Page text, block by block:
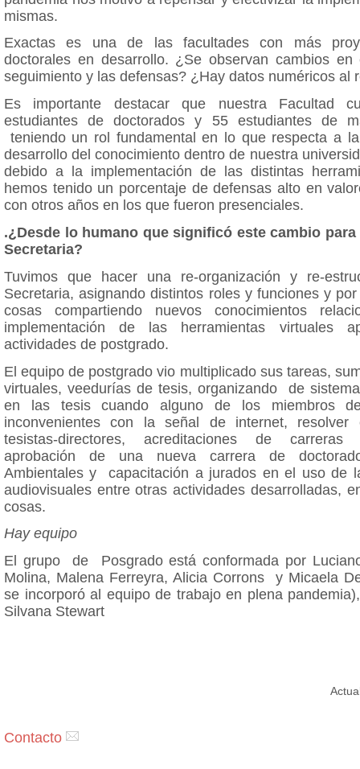
mismas.
Exactas es una de las facultades con más
doctorales en desarrollo. ¿Se observan cambios
seguimiento y las defensas? ¿Hay datos numéricos al
Es importante destacar que nuestra Facultad
estudiantes de doctorados y 55 estudiantes de
teniendo un rol fundamental en lo que respecta a
desarrollo del conocimiento dentro de nuestra
debido a la implementación de las distintas
hemos tenido un porcentaje de defensas alto en
con otros años en los que fueron presenciales.
.¿Desde lo humano que significó este cambio
Secretaria?
Tuvimos que hacer una re-organización y re-
Secretaria, asignando distintos roles y funciones y
cosas compartiendo nuevos conocimientos
implementación de las herramientas virtuales
actividades de postgrado.
El equipo de postgrado vio multiplicado sus tareas,
virtuales, veedurías de tesis, organizando de
en las tesis cuando alguno de los miembros
inconvenientes con la señal de internet, resolver
tesistas-directores, acreditaciones de
aprobación de una nueva carrera de
Ambientales y capacitación a jurados en el uso de
audiovisuales entre otras actividades desarrolladas,
cosas.
Hay equipo
El grupo de Posgrado está conformada por
Molina, Malena Ferreyra, Alicia Corrons y Micaela
se incorporó al equipo de trabajo en plena
Silvana Stewart
Contacto